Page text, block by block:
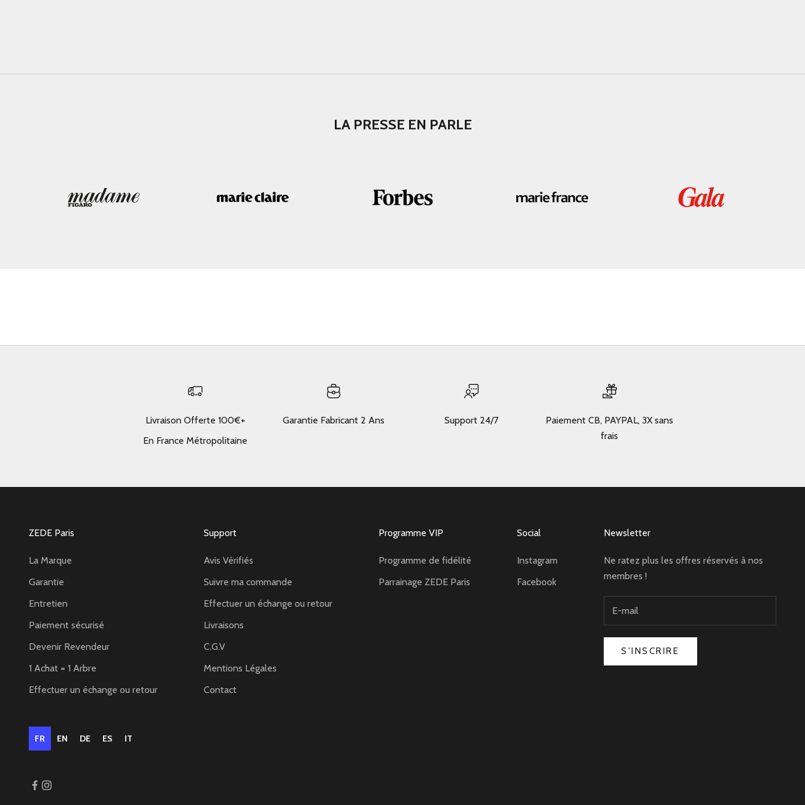
LA PRESSE EN PARLE
Livraison Offerte 100€+
En France Métropolitaine
Garantie Fabricant 2 Ans Support 24/7
Paiement CB, PAYPAL, 3X sans
frais
ZEDE Paris
La Marque
Garantie
Entretien
Paiement sécurisé
Devenir Revendeur
1 Achat = 1 Arbre
Effectuer un échange ou retour
Support
Avis Vérifiés
Suivre ma commande
Effectuer un échange ou retour
Livraisons
C.G.V
Mentions Légales
Contact
Programme VIP
Programme de fidélité
Parrainage ZEDE Paris
Social
Instagram
Facebook
Newsletter
Ne ratez plus les offres réservés à nos
membres !
S'INSCRIRE
FR EN DE ES IT